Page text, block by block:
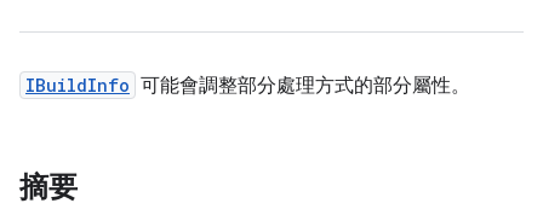
IBuildInfo 可能會調整部分處理方式的部分屬性。
摘要